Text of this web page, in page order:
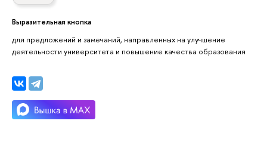
Выразительная кнопка
для предложений и замечаний, направленных на улучшение
деятельности университета и повышение качества образования